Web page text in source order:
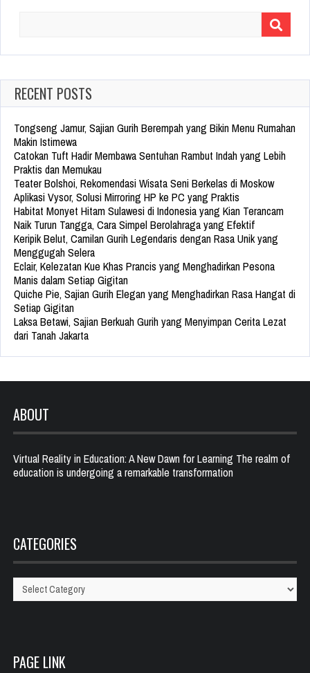
RECENT POSTS
Tongseng Jamur, Sajian Gurih Berempah yang Bikin Menu Rumahan
Makin Istimewa
Catokan Tuft Hadir Membawa Sentuhan Rambut Indah yang Lebih
Praktis dan Memukau
Teater Bolshoi, Rekomendasi Wisata Seni Berkelas di Moskow
Aplikasi Vysor, Solusi Mirroring HP ke PC yang Praktis
Habitat Monyet Hitam Sulawesi di Indonesia yang Kian Terancam
Naik Turun Tangga, Cara Simpel Berolahraga yang Efektif
Keripik Belut, Camilan Gurih Legendaris dengan Rasa Unik yang
Menggugah Selera
Eclair, Kelezatan Kue Khas Prancis yang Menghadirkan Pesona
Manis dalam Setiap Gigitan
Quiche Pie, Sajian Gurih Elegan yang Menghadirkan Rasa Hangat di
Setiap Gigitan
Laksa Betawi, Sajian Berkuah Gurih yang Menyimpan Cerita Lezat
dari Tanah Jakarta
ABOUT
Virtual Reality in Education: A New Dawn for Learning The realm of
education is undergoing a remarkable transformation
CATEGORIES
Categories
PAGE LINK